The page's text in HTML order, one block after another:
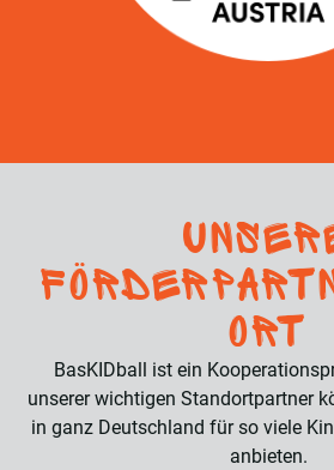
Ort
BasKIDball ist ein
unserer wichtigen Standortpartner
in ganz Deutschland für so viele
anbieten.